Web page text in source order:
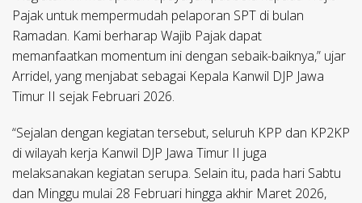
Pajak untuk mempermudah pelaporan SPT di bulan
Ramadan. Kami berharap Wajib Pajak dapat
memanfaatkan momentum ini dengan sebaik-baiknya,” ujar
Arridel, yang menjabat sebagai Kepala Kanwil DJP Jawa
Timur II sejak Februari 2026.
“Sejalan dengan kegiatan tersebut, seluruh KPP dan KP2KP
di wilayah kerja Kanwil DJP Jawa Timur II juga
melaksanakan kegiatan serupa. Selain itu, pada hari Sabtu
dan Minggu mulai 28 Februari hingga akhir Maret 2026,